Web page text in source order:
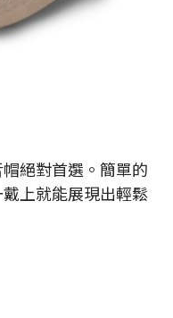
絕對首選。簡單的
上就能展現出輕鬆